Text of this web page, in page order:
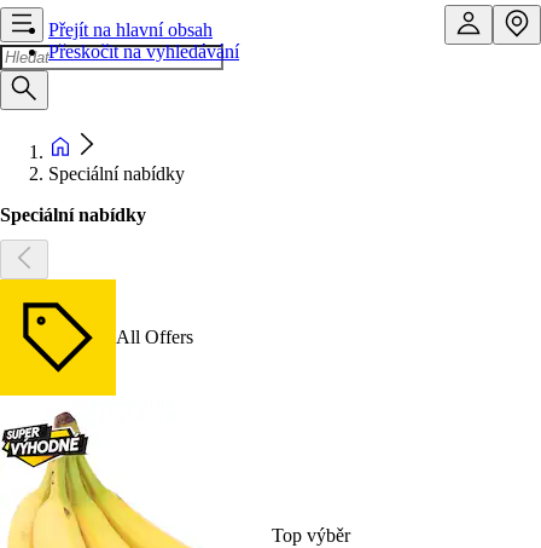
Přejít na hlavní obsah
Přeskočit na vyhledávání
Speciální nabídky
Speciální nabídky
All Offers
Top výběr